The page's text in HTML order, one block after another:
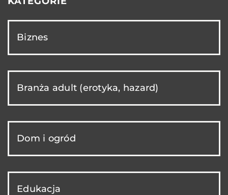
Biznes
Branża adult (erotyka, hazard)
Dom i ogród
Edukacja